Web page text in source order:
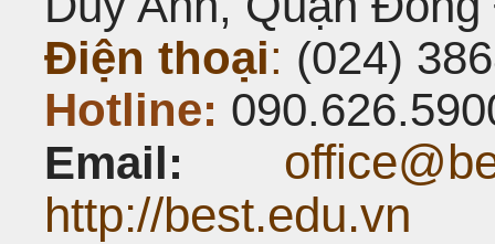
Điện thoại: (024)
Hotline:
Email:
http://best.edu.vn